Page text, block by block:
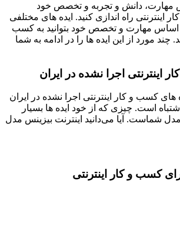
مهارت، دانش و تجربه و تخصص خود
اینترنتی راه اندازی کنید. ایده های مختلفی
اساس مهارت و تخصص خود بتوانید به کسب
چند مورد از این ایده ها را در ادامه به شما
اینترنتی اجرا نشده در ایران
کسب و کار اینترنتی اجرا نشده در ایران
است. چیزی که از خود ایده ها بسیار
شماست. آیا می‌دانید اینترنت بیزینس مدل
کسب‌ و کار اینترنتی